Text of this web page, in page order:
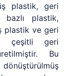
plastik, geri
bazlı plastik,
plastik ve geri
çeşitli geri
Bu